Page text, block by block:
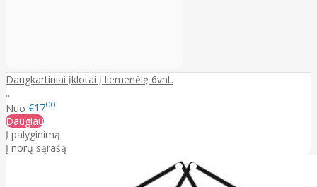
Daugkartiniai įklotai į liemenėlę 6vnt.
..
Nuo €1700
Daugiau
Į palyginimą
Į norų sąrašą